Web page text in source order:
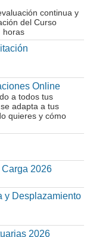
continua y
del Curso
horas
Online
a todos tus
adapta a tus
quieres y cómo
2026
y Desplazamiento
2026